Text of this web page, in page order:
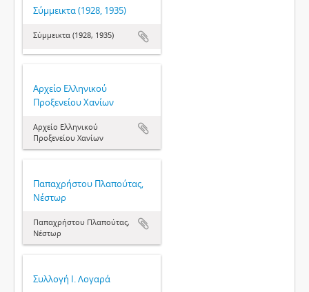
Σύμμεικτα (1928, 1935)
Σύμμεικτα (1928, 1935)
Αρχείο Ελληνικού
Προξενείου Χανίων
Αρχείο Ελληνικού
Προξενείου Χανίων
Παπαχρήστου Πλαπούτας,
Νέστωρ
Παπαχρήστου Πλαπούτας,
Νέστωρ
Συλλογή Ι. Λογαρά